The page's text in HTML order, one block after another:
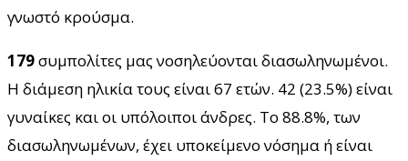
γνωστό κρούσμα.
179συμπολίτες μας νοσηλεύονται διασωληνωμένοι.
Η διάμεση ηλικία τους είναι 67 ετών. 42 (23.5%) είναι
γυναίκες και οι υπόλοιποι άνδρες. To 88.8%, των
διασωληνωμένων, έχει υποκείμενο νόσημα ή είναι